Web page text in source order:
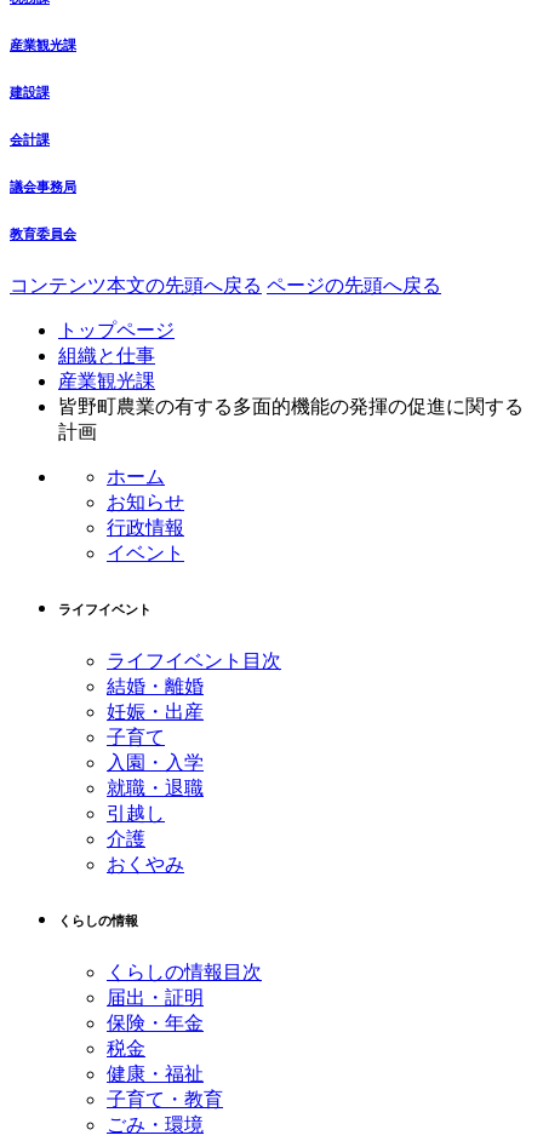
産業観光課
建設課
会計課
議会事務局
教育委員会
コンテンツ本文の先頭へ戻る ページの先頭へ戻る
トップページ
組織と仕事
産業観光課
皆野町農業の有する多面的機能の発揮の促進に関する
計画
ホーム
お知らせ
行政情報
イベント
ライフイベント
ライフイベント目次
結婚・離婚
妊娠・出産
子育て
入園・入学
就職・退職
引越し
介護
おくやみ
くらしの情報
くらしの情報目次
届出・証明
保険・年金
税金
健康・福祉
子育て・教育
ごみ・環境